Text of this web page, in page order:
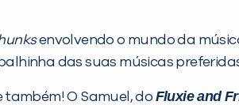
envolvendo o mundo da
das suas músicas
O Samuel, do Fluxie and